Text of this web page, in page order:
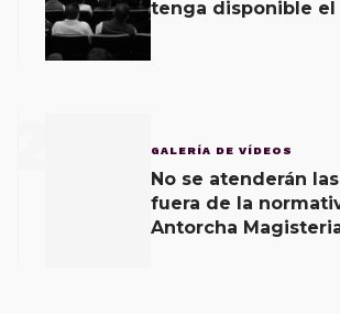
tenga disponible el
GALERÍA DE VÍDEOS
No se atenderán
fuera de la
Antorcha